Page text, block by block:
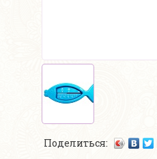
Поделиться: